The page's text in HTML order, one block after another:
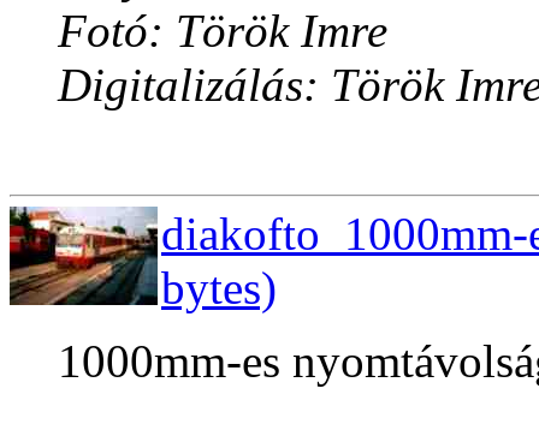
Fotó: Török Imre
Digitalizálás: Török
bytes)
1000mm-es